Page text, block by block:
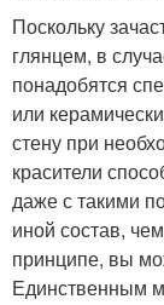
Поскольку
глянцем, в
понадобятся
или
стену при
красители
даже с такими
иной состав,
принципе, вы
Единственным